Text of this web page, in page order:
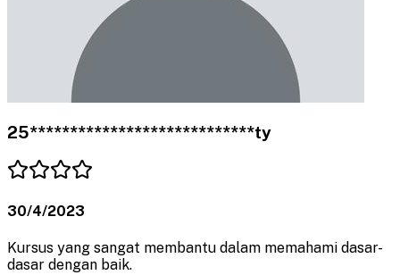
25****************************ty
30/4/2023
Kursus yang sangat membantu dalam memahami dasar-
dasar dengan baik.